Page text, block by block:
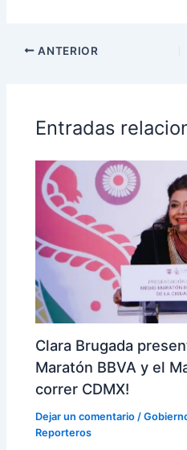
ANTERIOR
Entradas
Clara Brugada
Maratón BBVA y el
correr CDMX!
Dejar un comentario /
Reporteros